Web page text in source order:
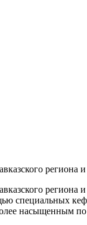
региона
специальных
насыщенным